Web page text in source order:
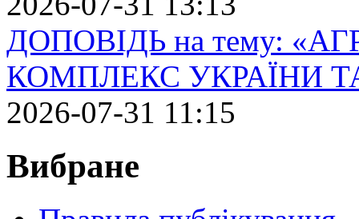
ДОПОВІДЬ на тему:
КОМПЛЕКС УКРАЇНИ
2026-07-31 11:15
Вибране